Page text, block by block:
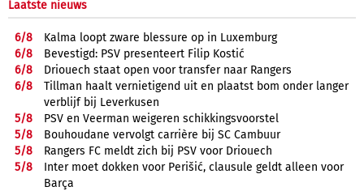
Laatste nieuws
6/8
Kalma loopt zware blessure op in Luxemburg
6/8
Bevestigd: PSV presenteert Filip Kostić
6/8
Driouech staat open voor transfer naar Rangers
6/8
Tillman haalt vernietigend uit en plaatst bom onder langer
verblijf bij Leverkusen
5/8
PSV en Veerman weigeren schikkingsvoorstel
5/8
Bouhoudane vervolgt carrière bij SC Cambuur
5/8
Rangers FC meldt zich bij PSV voor Driouech
5/8
Inter moet dokken voor Perišić, clausule geldt alleen voor
Barça